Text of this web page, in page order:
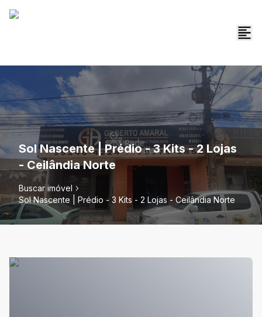
Sol Nascente | Prédio - 3 Kits - 2 Lojas
- Ceilândia Norte
Buscar imóvel
Sol Nascente | Prédio - 3 Kits - 2 Lojas - Ceilândia Norte